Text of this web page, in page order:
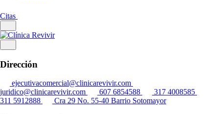
Citas
Dirección
ejecutivacomercial@clinicarevivir.com
juridico@clinicarevivir.com
607 6854588
317 4008585
311 5912888
Cra 29 No. 55-40 Barrio Sotomayor